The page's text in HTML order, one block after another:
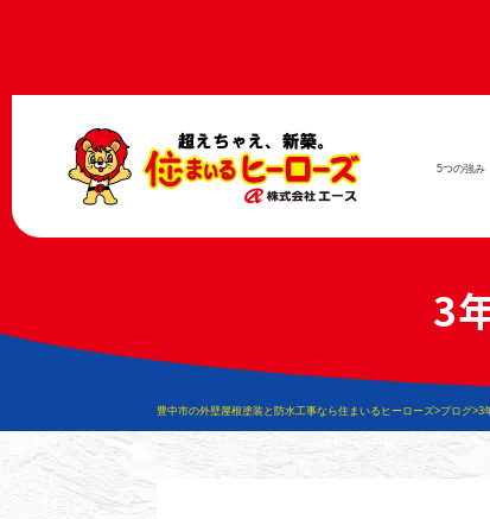
5つの強み
3
豊中市の外壁屋根塗装と防水工事なら住まいるヒーローズ>ブログ>3